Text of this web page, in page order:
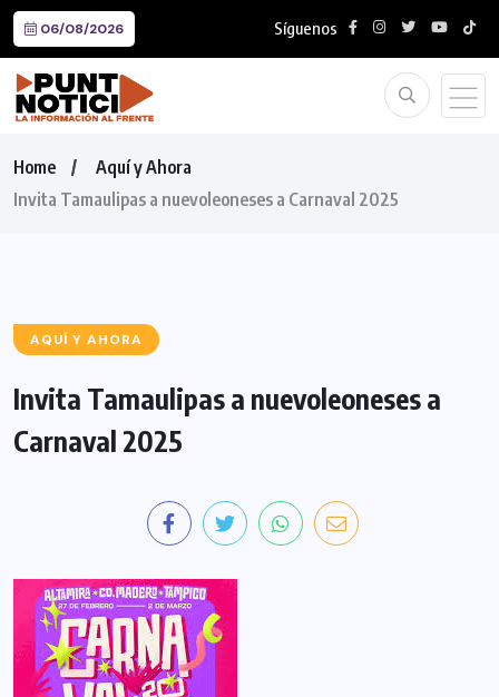
06/08/2026 Síguenos
Home
Aquí y Ahora
Invita Tamaulipas a nuevoleoneses a Carnaval 2025
AQUÍ Y AHORA
Invita Tamaulipas a nuevoleoneses a
Carnaval 2025